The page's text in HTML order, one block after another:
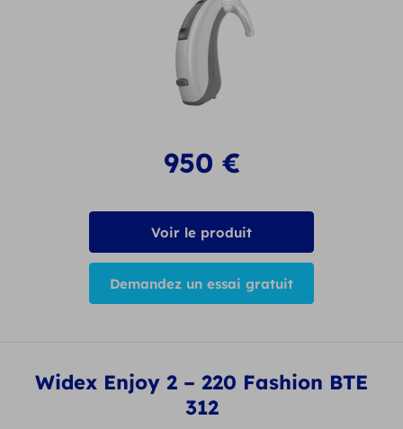
950 €
Voir le produit
Demandez un essai gratuit
Widex Enjoy 2 – 220 Fashion BTE
312